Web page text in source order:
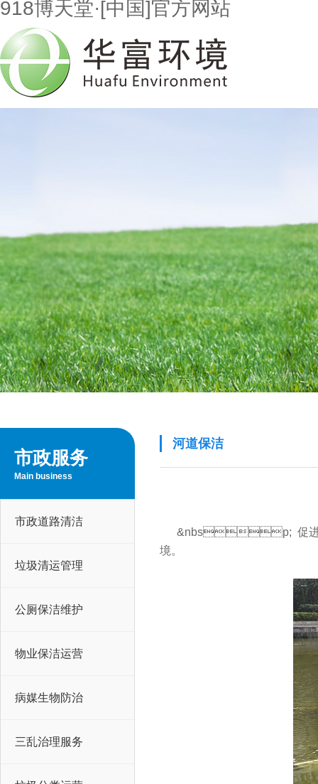
918博天堂·[中国]官方网站
市政服务
Main business
市政道路清洁
垃圾清运管理
公厕保洁维护
物业保洁运营
病媒生物防治
三乱治理服务
河道保洁
&nbsp; 促进河道养
境。